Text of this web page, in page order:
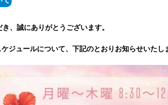
、誠にありがとうございます。
ジュールについて、下記のとおりお知らせいたし